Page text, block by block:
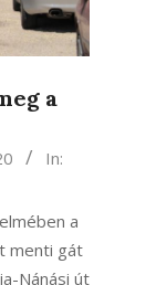
a
In:
a
menti gát
Nánási út